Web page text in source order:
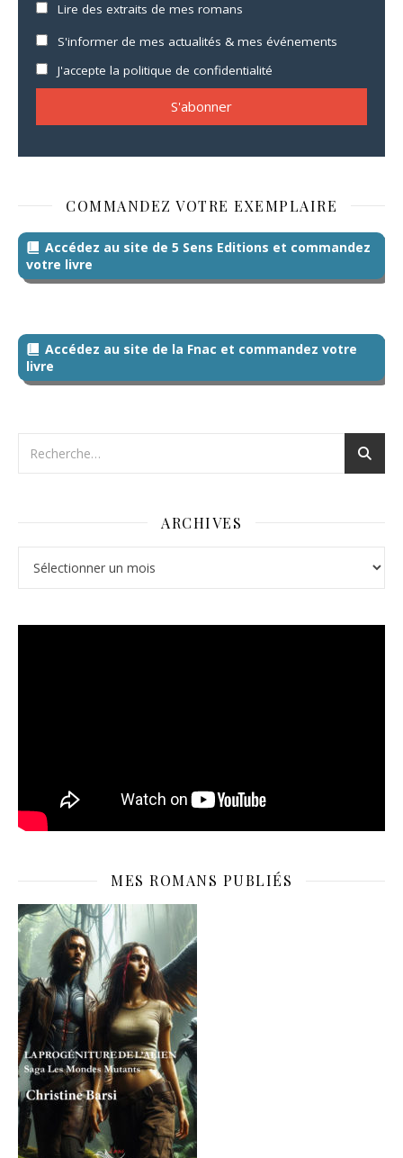
Lire des extraits de mes romans
S'informer de mes actualités & mes événements
J'accepte la politique de confidentialité
COMMANDEZ VOTRE EXEMPLAIRE
Accédez au site de 5 Sens Editions et commandez
votre livre
Accédez au site de la Fnac et commandez votre
livre
ARCHIVES
MES ROMANS PUBLIÉS